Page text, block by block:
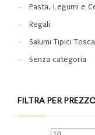
Pasta, Legumi e
Regali
Salumi Tipici
Senza categoria
FILTRA PER